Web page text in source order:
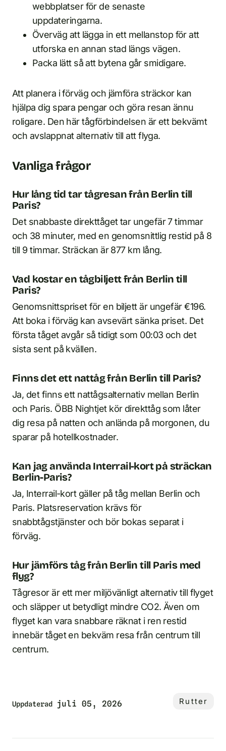
webbplatser för de senaste
uppdateringarna.
Överväg att lägga in ett mellanstop för att
utforska en annan stad längs vägen.
Packa lätt så att bytena går smidigare.
Att planera i förväg och jämföra sträckor kan
hjälpa dig spara pengar och göra resan ännu
roligare. Den här tågförbindelsen är ett bekvämt
och avslappnat alternativ till att flyga.
Vanliga frågor
Hur lång tid tar tågresan från Berlin till
Paris?
Det snabbaste direkttåget tar ungefär 7 timmar
och 38 minuter, med en genomsnittlig restid på 8
till 9 timmar. Sträckan är 877 km lång.
Vad kostar en tågbiljett från Berlin till
Paris?
Genomsnittspriset för en biljett är ungefär €196.
Att boka i förväg kan avsevärt sänka priset. Det
första tåget avgår så tidigt som 00:03 och det
sista sent på kvällen.
Finns det ett nattåg från Berlin till Paris?
Ja, det finns ett nattågsalternativ mellan Berlin
och Paris. ÖBB Nightjet kör direkttåg som låter
dig resa på natten och anlända på morgonen, du
sparar på hotellkostnader.
Kan jag använda Interrail-kort på sträckan
Berlin-Paris?
Ja, Interrail-kort gäller på tåg mellan Berlin och
Paris. Platsreservation krävs för
snabbtågstjänster och bör bokas separat i
förväg.
Hur jämförs tåg från Berlin till Paris med
flyg?
Tågresor är ett mer miljövänligt alternativ till flyget
och släpper ut betydligt mindre CO2. Även om
flyget kan vara snabbare räknat i ren restid
innebär tåget en bekväm resa från centrum till
centrum.
Uppdaterad juli 05, 2026 Rutter